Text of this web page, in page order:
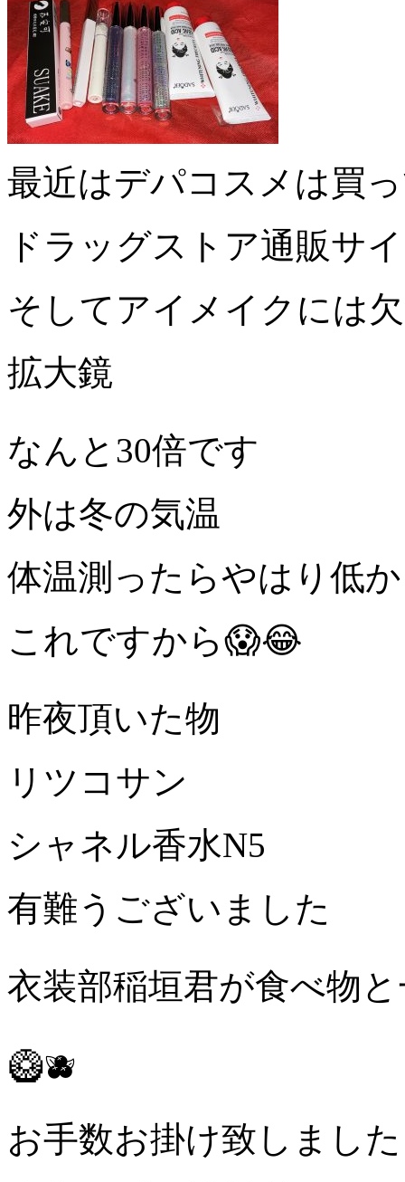
最近はデパコスメは買
ドラッグストア通販サ
そしてアイメイクには
拡大鏡
なんと30倍です
外は冬の気温
体温測ったらやはり低
これですから😱😂
昨夜頂いた物
リツコサン
シャネル香水N5
有難うございました
衣装部稲垣君が食べ物
🥝🫐
お手数お掛け致しました